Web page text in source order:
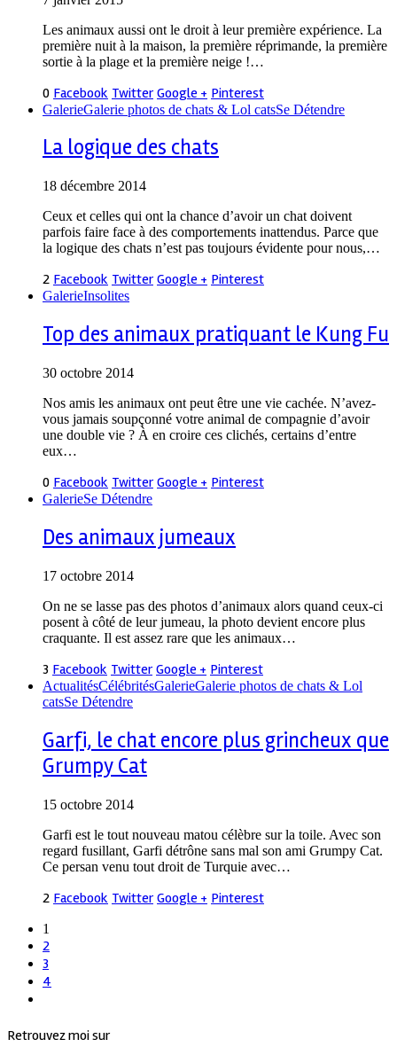
Les animaux aussi ont le droit à leur première expérience. La
première nuit à la maison, la première réprimande, la première
sortie à la plage et la première neige !…
0 Facebook Twitter Google + Pinterest
GalerieGalerie photos de chats & Lol catsSe Détendre
La logique des chats
18 décembre 2014
Ceux et celles qui ont la chance d’avoir un chat doivent
parfois faire face à des comportements inattendus. Parce que
la logique des chats n’est pas toujours évidente pour nous,…
2 Facebook Twitter Google + Pinterest
GalerieInsolites
Top des animaux pratiquant le Kung Fu
30 octobre 2014
Nos amis les animaux ont peut être une vie cachée. N’avez-
vous jamais soupçonné votre animal de compagnie d’avoir
une double vie ? À en croire ces clichés, certains d’entre
eux…
0 Facebook Twitter Google + Pinterest
GalerieSe Détendre
Des animaux jumeaux
17 octobre 2014
On ne se lasse pas des photos d’animaux alors quand ceux-ci
posent à côté de leur jumeau, la photo devient encore plus
craquante. Il est assez rare que les animaux…
3 Facebook Twitter Google + Pinterest
ActualitésCélébritésGalerieGalerie photos de chats & Lol
catsSe Détendre
Garfi, le chat encore plus grincheux que
Grumpy Cat
15 octobre 2014
Garfi est le tout nouveau matou célèbre sur la toile. Avec son
regard fusillant, Garfi détrône sans mal son ami Grumpy Cat.
Ce persan venu tout droit de Turquie avec…
2 Facebook Twitter Google + Pinterest
1
2
3
4
Retrouvez moi sur